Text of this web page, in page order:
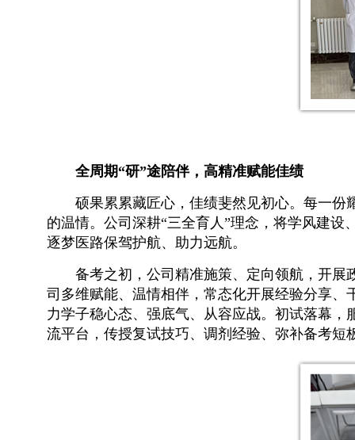
全周期“研”途陪伴，高精准赋能佳绩
硕果累累藏匠心，佳绩斐然见初心。每一
的温情。公司深耕“三全育人”理念，将学风建
逐梦医路保驾护航、助力远航。
备考之初，公司精准施策、定向领航，开
司多维赋能、温情相伴，常态化开展经验分享
力学子稳心态、强底气、从容应战。初试落幕
流平台，传授复试技巧、调剂经验、弥补备考